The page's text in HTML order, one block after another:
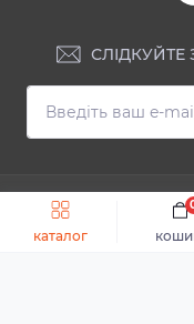
каталог
Швидке замовлення
СЛІДКУЙТЕ
ІНФОРМАЦІЯ